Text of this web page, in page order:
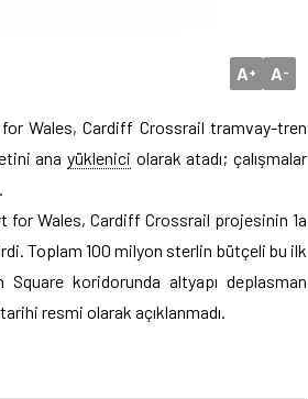
A+ A-
Wales, Cardiff Crossrail tramvay-tren
ana yüklenici olarak atadı; çalışmalar
for Wales, Cardiff Crossrail projesinin 1a
Toplam 100 milyon sterlin bütçeli bu ilk
koridorunda altyapı deplasman
resmi olarak açıklanmadı.